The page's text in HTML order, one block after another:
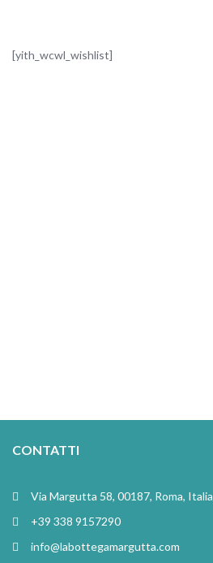
[yith_wcwl_wishlist]
CONTATTI
Via Margutta 58, 00187, Roma, Italia
+39 338 9157290
info@labottegamargutta.com